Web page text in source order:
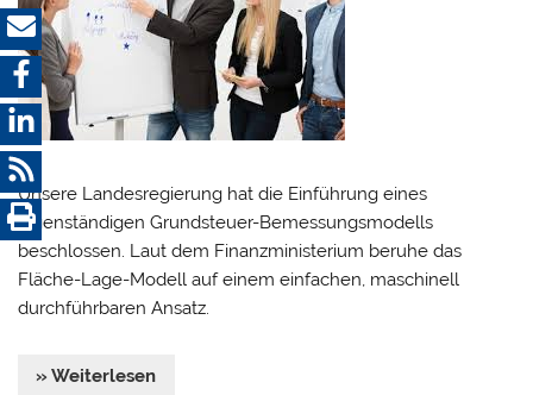
Unsere Landesregierung hat die Einführung eines
eigenständigen Grundsteuer-Bemessungsmodells
beschlossen. Laut dem Finanzministerium beruhe das
Fläche-Lage-Modell auf einem einfachen, maschinell
durchführbaren Ansatz.
» Weiterlesen